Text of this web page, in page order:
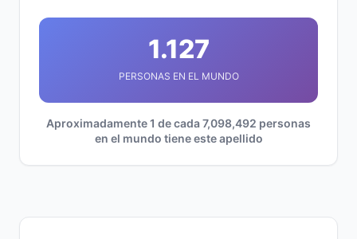
1.127
PERSONAS EN EL MUNDO
Aproximadamente 1 de cada 7,098,492 personas
en el mundo tiene este apellido